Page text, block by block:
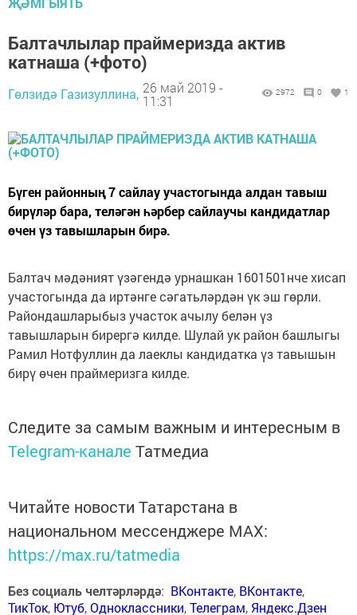
Балтачлылар праймеризда актив
катнаша (+фото)
Гөлзидә Газизуллина, 26 май 2019 -
11:31
2972 0 1
Бүген районның 7 сайлау участогында алдан тавыш
бирүләр бара, теләгән һәрбер сайлаучы кандидатлар
өчен үз тавышларын бирә.
Балтач мәдәният үзәгендә урнашкан 1601501нче хисап
участогында да иртәнге сәгатьләрдән үк эш гөрли.
Райондашларыбыз участок ачылу белән үз
тавышларын бирергә килде. Шулай ук район башлыгы
Рамил Нотфуллин да лаеклы кандидатка үз тавышын
бирү өчен праймеризга килде.
Следите за самым важным и интересным в
Telegram-канале Татмедиа
Читайте новости Татарстана в
национальном мессенджере MАХ:
https://max.ru/tatmedia
Без социаль челтәрләрдә: ВКонтакте, ВКонтакте,
ТикТок, Ютуб,Одноклассники,Телеграм, Яндекс.Дзен